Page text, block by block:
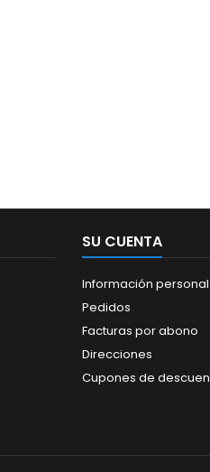
SU CUENTA
Información personal
Pedidos
Facturas por abono
Direcciones
Cupones de